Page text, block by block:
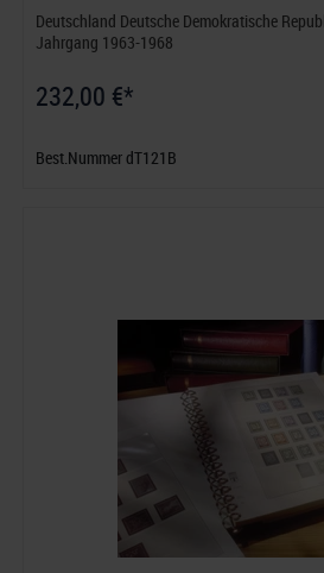
Deutschland Deutsche Demokratische
Jahrgang 1963-1968
232,00 €*
Best.Nummer dT121B